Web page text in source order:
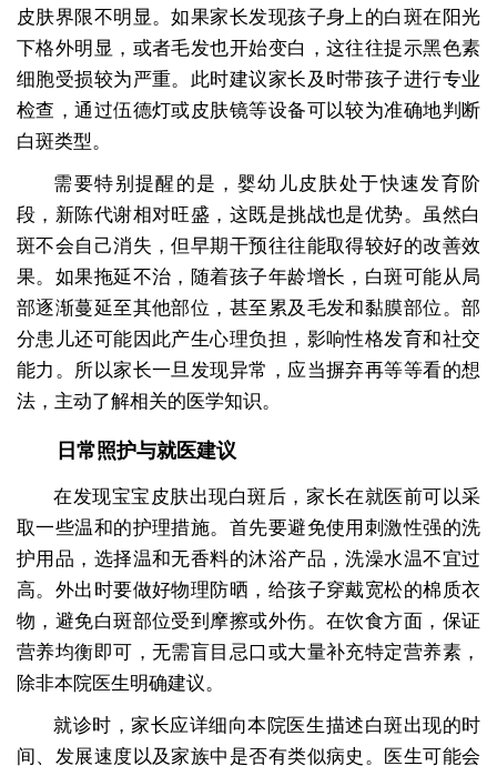
皮肤界限不明显。如果家长发现孩子身上的白斑在阳光
下格外明显，或者毛发也开始变白，这往往提示黑色素
细胞受损较为严重。此时建议家长及时带孩子进行专业
检查，通过伍德灯或皮肤镜等设备可以较为准确地判断
白斑类型。
需要特别提醒的是，婴幼儿皮肤处于快速发育阶
段，新陈代谢相对旺盛，这既是挑战也是优势。虽然白
斑不会自己消失，但早期干预往往能取得较好的改善效
果。如果拖延不治，随着孩子年龄增长，白斑可能从局
部逐渐蔓延至其他部位，甚至累及毛发和黏膜部位。部
分患儿还可能因此产生心理负担，影响性格发育和社交
能力。所以家长一旦发现异常，应当摒弃再等等看的想
法，主动了解相关的医学知识。
日常照护与就医建议
在发现宝宝皮肤出现白斑后，家长在就医前可以采
取一些温和的护理措施。首先要避免使用刺激性强的洗
护用品，选择温和无香料的沐浴产品，洗澡水温不宜过
高。外出时要做好物理防晒，给孩子穿戴宽松的棉质衣
物，避免白斑部位受到摩擦或外伤。在饮食方面，保证
营养均衡即可，无需盲目忌口或大量补充特定营养素，
除非本院医生明确建议。
就诊时，家长应详细向本院医生描述白斑出现的时
间、发展速度以及家族中是否有类似病史。医生可能会